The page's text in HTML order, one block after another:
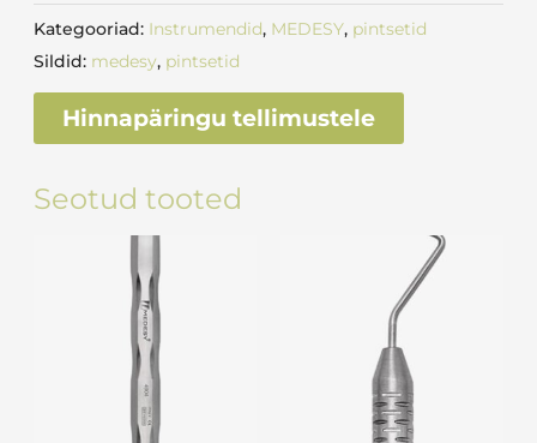
Kategooriad: Instrumendid, MEDESY, pintsetid
Sildid: medesy, pintsetid
Hinnapäringu tellimustele
Seotud tooted